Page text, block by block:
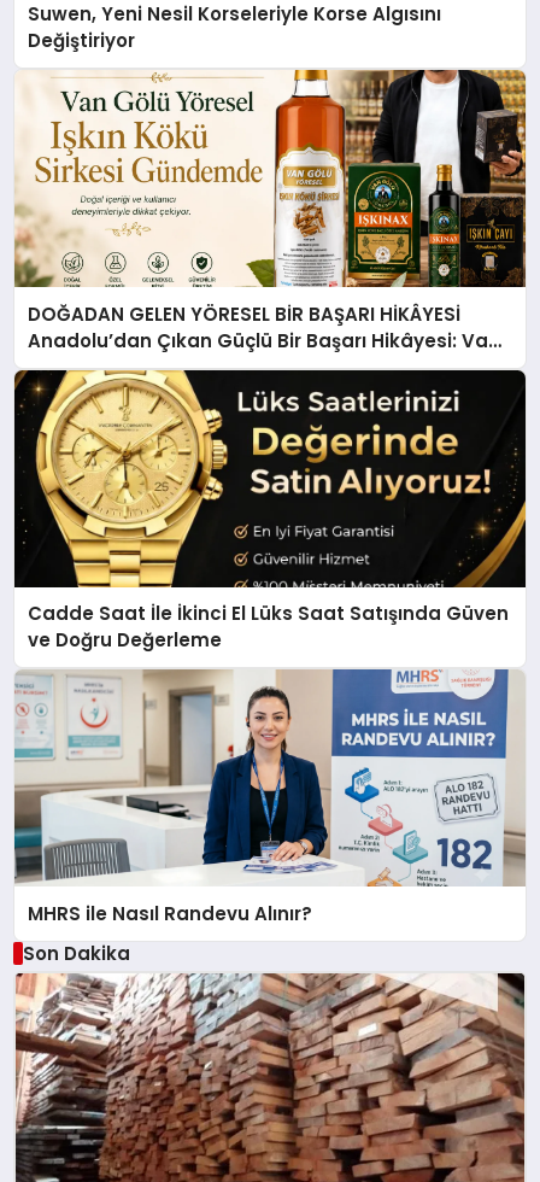
Suwen, Yeni Nesil Korseleriyle Korse Algısını
Değiştiriyor
DOĞADAN GELEN YÖRESEL BİR BAŞARI HİKÂYESİ
Anadolu’dan Çıkan Güçlü Bir Başarı Hikâyesi: Van
Gölü Yöresel Işkın Kökü Sirkesi
Cadde Saat İle İkinci El Lüks Saat Satışında Güven
ve Doğru Değerleme
MHRS ile Nasıl Randevu Alınır?
Son Dakika